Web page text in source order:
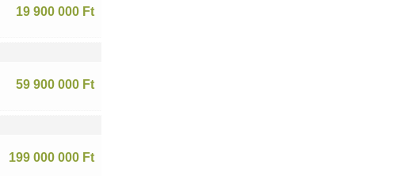
19 900 000 Ft
59 900 000 Ft
199 000 000 Ft